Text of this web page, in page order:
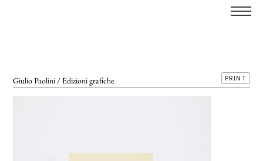
Giulio Paolini / Edizioni grafiche PRINT